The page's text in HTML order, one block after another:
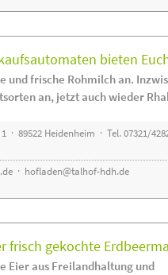
bieten
und frische Rohmilch an.
an, jetzt auch wieder
· 89522 Heidenheim · Tel. 07321/
· hofladen@talhof-hdh.de
frisch gekochte
Eier aus Freilandhaltung und